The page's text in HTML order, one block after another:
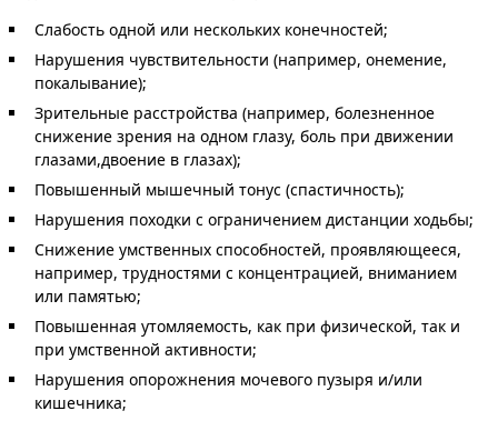
Слабость одной или нескольких конечностей;
Нарушения чувствительности (например, онемение,
покалывание);
Зрительные расстройства (например, болезненное
снижение зрения на одном глазу, боль при движении
глазами,двоение в глазах);
Повышенный мышечный тонус (спастичность);
Нарушения походки с ограничением дистанции ходьбы;
Снижение умственных способностей, проявляющееся,
например, трудностями с концентрацией, вниманием
или памятью;
Повышенная утомляемость, как при физической, так и
при умственной активности;
Нарушения опорожнения мочевого пузыря и/или
кишечника;